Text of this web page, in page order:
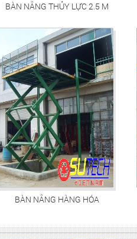
BÀN NÂNG THỦY LỰC 2.5 M
BÀN NÂNG HÀNG HÓA